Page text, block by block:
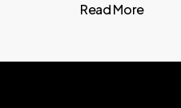
Read More